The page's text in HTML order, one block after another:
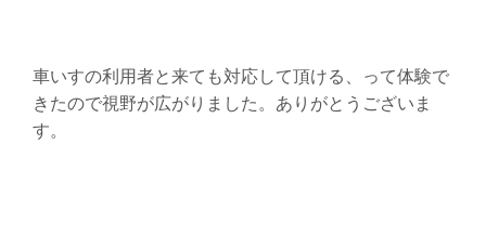
車いすの利用者と来ても対応して頂ける、って体験で
きたので視野が広がりました。ありがとうございま
す。